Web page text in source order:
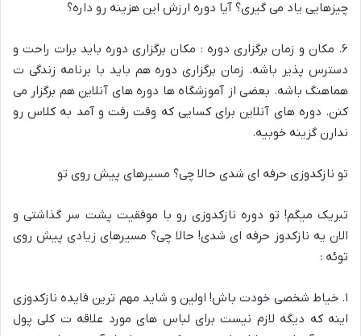
چیزهایی یاد می گیری؟ آیا دوره ارزش این هزینه رو داره؟
۶. مکان و زمان برگزاری دوره : مکان برگزاری دوره باید برات راحت و
دسترس پذیر باشه. زمان برگزاری دوره هم باید با برنامه زندگی ت
هماهنگ باشه. بعضی از آموزشگاه ها دوره های آنلاین هم برگزار می
کنن. دوره های آنلاین برای کسایی که وقت رفت و آمد به کلاس رو
ندارن گزینه خوبیه.
تو نازکدوزی حرفه ای شدی حالا چی؟ مسیرهای پیش روی تو
تبریک میگم! تو دوره نازکدوزی رو با موفقیت پشت سر گذاشتی و
الان یه نازکدوز حرفه ای شدی! حالا چی؟ مسیرهای زیادی پیش روی
توئه :
۱. خیاط شخصی خودت باش! اولین و شاید مهم ترین فایده نازکدوزی
اینه که دیگه لازم نیست برای لباس های مورد علاقه ت کلی پول